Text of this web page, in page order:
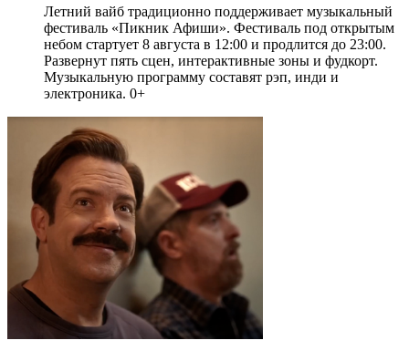
Летний вайб традиционно поддерживает музыкальный
фестиваль «Пикник Афиши». Фестиваль под открытым
небом стартует 8 августа в 12:00 и продлится до 23:00.
Развернут пять сцен, интерактивные зоны и фудкорт.
Музыкальную программу составят рэп, инди и
электроника. 0+